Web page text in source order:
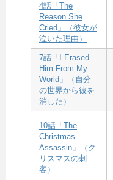
4話「The
Reason She
Cried」（彼女が
泣いた理由）
7話「I Erased
Him From My
World」（自分
の世界から彼を
消した）
10話「The
Christmas
Assassin」（ク
リスマスの刺
客）